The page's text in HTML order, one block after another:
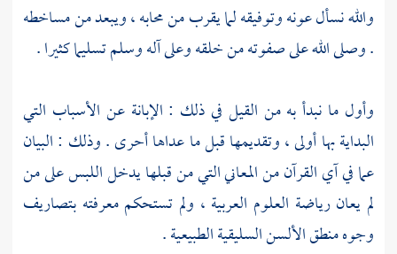
والله نسأل عونه وتوفيقه لما يقرب من محابه ، ويبعد من مساخطه
. وصلى الله على صفوته من خلقه وعلى آله وسلم تسليما كثيرا .
وأول ما نبدأ به من القيل في ذلك : الإبانة عن الأسباب التي
البداية بها أولى ، وتقديمها قبل ما عداها أحرى . وذلك : البيان
عما في آي القرآن من المعاني التي من قبلها يدخل اللبس على من
لم يعان رياضة العلوم العربية ، ولم تستحكم معرفته بتصاريف
وجوه منطق الألسن السليقية الطبيعية .